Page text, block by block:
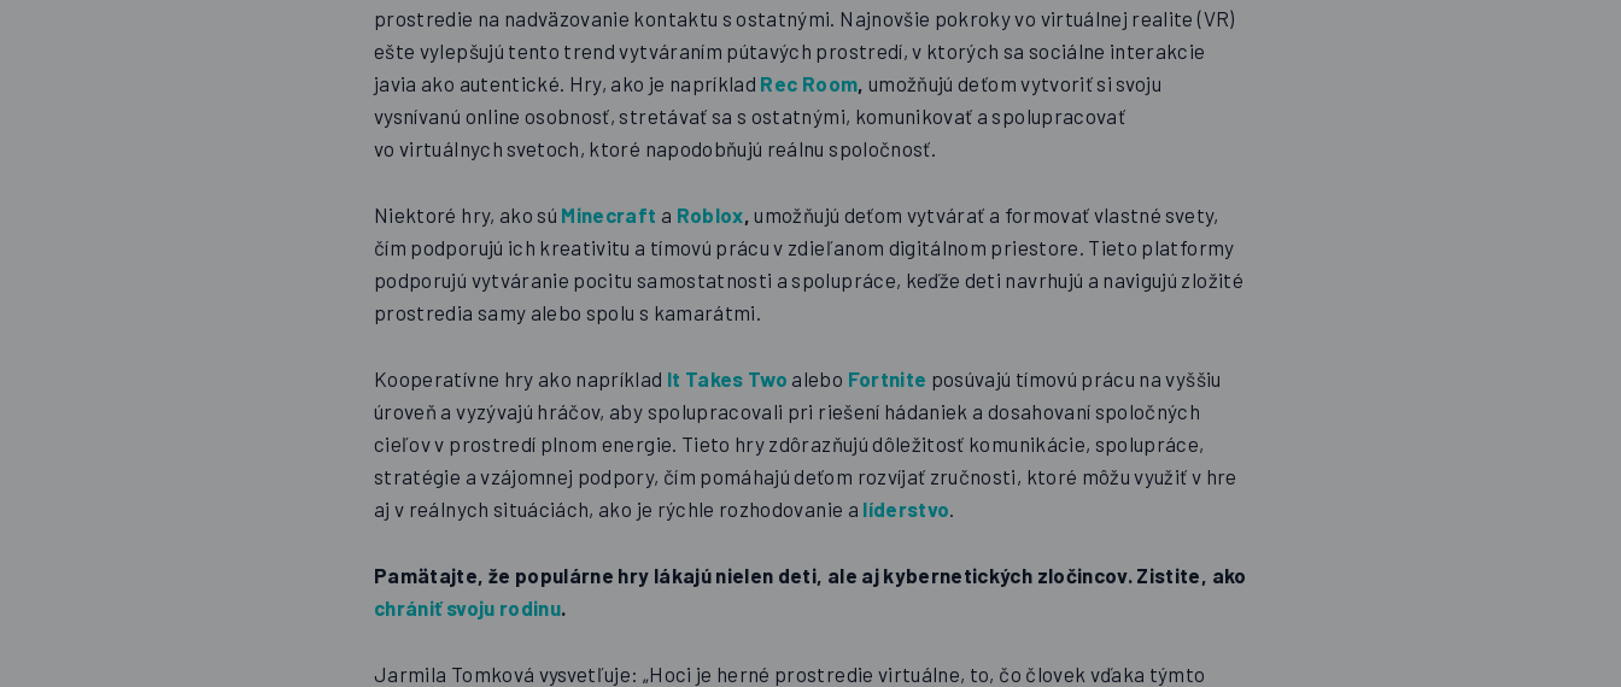
prostredie na nadväzovanie kontaktu s ostatnými. Najnovšie pokroky vo virtuálnej realite (VR)
ešte vylepšujú tento trend vytváraním pútavých prostredí, v ktorých sa sociálne interakcie
javia ako autentické. Hry, ako je napríklad Rec Room, umožňujú deťom vytvoriť si svoju
vysnívanú online osobnosť, stretávať sa s ostatnými, komunikovať a spolupracovať
vo virtuálnych svetoch, ktoré napodobňujú reálnu spoločnosť.
Niektoré hry, ako sú Minecraft a Roblox, umožňujú deťom vytvárať a formovať vlastné svety,
čím podporujú ich kreativitu a tímovú prácu v zdieľanom digitálnom priestore. Tieto platformy
podporujú vytváranie pocitu samostatnosti a spolupráce, keďže deti navrhujú a navigujú zložité
prostredia samy alebo spolu s kamarátmi.
Kooperatívne hry ako napríklad It Takes Two alebo Fortnite posúvajú tímovú prácu na vyššiu
úroveň a vyzývajú hráčov, aby spolupracovali pri riešení hádaniek a dosahovaní spoločných
cieľov v prostredí plnom energie. Tieto hry zdôrazňujú dôležitosť komunikácie, spolupráce,
stratégie a vzájomnej podpory, čím pomáhajú deťom rozvíjať zručnosti, ktoré môžu využiť v hre
aj v reálnych situáciách, ako je rýchle rozhodovanie a líderstvo.
Pamätajte, že populárne hry lákajú nielen deti, ale aj kybernetických zločincov. Zistite, ako
chrániť svoju rodinu.
Jarmila Tomková vysvetľuje: „Hoci je herné prostredie virtuálne, to, čo človek vďaka týmto